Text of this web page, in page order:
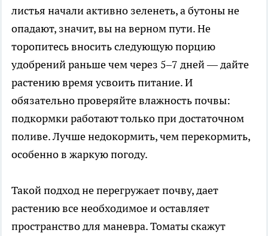
листья начали активно зеленеть, а бутоны не
опадают, значит, вы на верном пути. Не
торопитесь вносить следующую порцию
удобрений раньше чем через 5–7 дней — дайте
растению время усвоить питание. И
обязательно проверяйте влажность почвы:
подкормки работают только при достаточном
поливе. Лучше недокормить, чем перекормить,
особенно в жаркую погоду.
Такой подход не перегружает почву, дает
растению все необходимое и оставляет
пространство для маневра. Томаты скажут